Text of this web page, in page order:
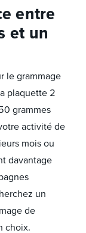
entre
et un
le grammage
plaquette 2
grammes
activité de
mois ou
davantage
un
de
choix.